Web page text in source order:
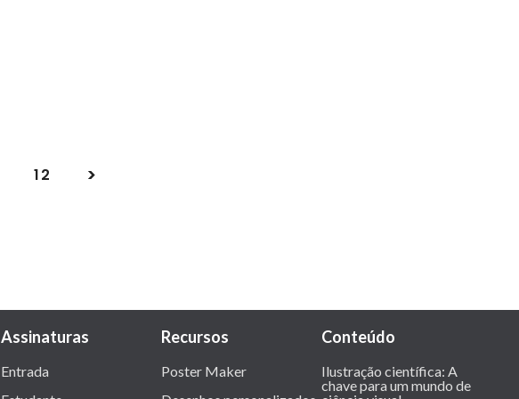
12
Assinaturas
Entrada
Recursos
Poster Maker
Conteúdo
Ilustração científica: A
chave para um mundo de